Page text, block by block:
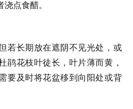
点食醋。
若长期放在遮阴不见光处，或
鹃花枝叶徒长，叶片薄而黄，
要及时将花盆移到向阳处或背